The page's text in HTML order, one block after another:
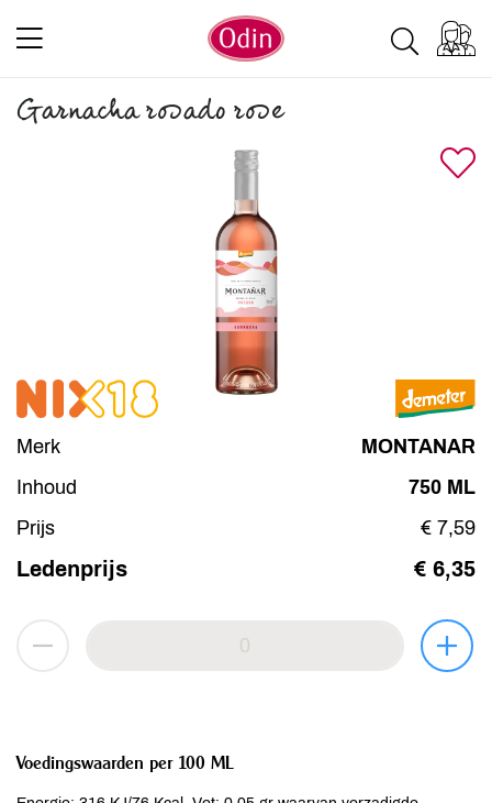
Garnacha rosado rose
Merk
MONTANAR
Inhoud
750 ML
Prijs
€ 7,59
Ledenprijs € 6,35
Voedingswaarden per 100 ML